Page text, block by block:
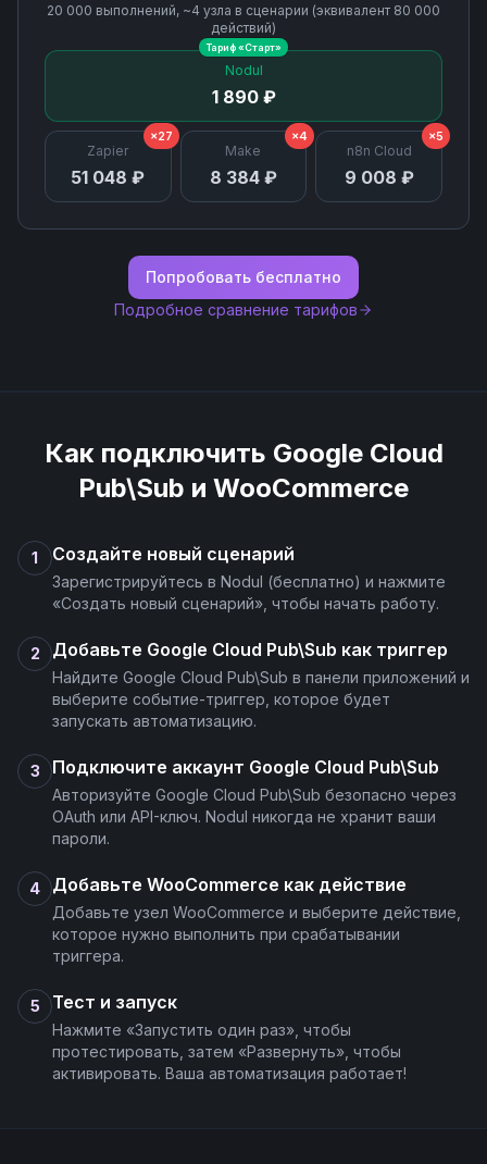
Schemas List
Subscription Delete
Subscription Detach
Subscription Get
Subscriptions List
Topic List Subscriptions
Topic Update
Topics List
20 000 выполнений, ~4 узла в сценарии (эквивалент 80 000
действий)
Nodul
1 890 ₽
Тариф «Старт»
Zapier
51 048 ₽
×27
Make
8 384 ₽
×4
n8n Cloud
9 008 ₽
×5
Попробовать бесплатно
Подробное сравнение тарифов
Как подключить Google Cloud
Pub\Sub и WooCommerce
1 Создайте новый сценарий
Зарегистрируйтесь в Nodul (бесплатно) и нажмите
«Создать новый сценарий», чтобы начать работу.
2 Добавьте Google Cloud Pub\Sub как триггер
Найдите Google Cloud Pub\Sub в панели приложений и
выберите событие-триггер, которое будет
запускать автоматизацию.
3 Подключите аккаунт Google Cloud Pub\Sub
Авторизуйте Google Cloud Pub\Sub безопасно через
OAuth или API-ключ. Nodul никогда не хранит ваши
пароли.
4 Добавьте WooCommerce как действие
Добавьте узел WooCommerce и выберите действие,
которое нужно выполнить при срабатывании
триггера.
5 Тест и запуск
Нажмите «Запустить один раз», чтобы
протестировать, затем «Развернуть», чтобы
активировать. Ваша автоматизация работает!